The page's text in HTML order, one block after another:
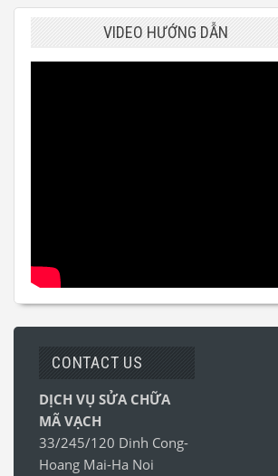
VIDEO HƯỚNG DẪN
CONTACT US
DỊCH VỤ SỬA CHỮA
MÃ VẠCH
33/245/120 Dinh Cong-
Hoang Mai-Ha Noi